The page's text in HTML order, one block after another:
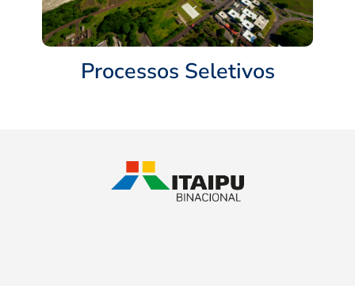
Processos Seletivos